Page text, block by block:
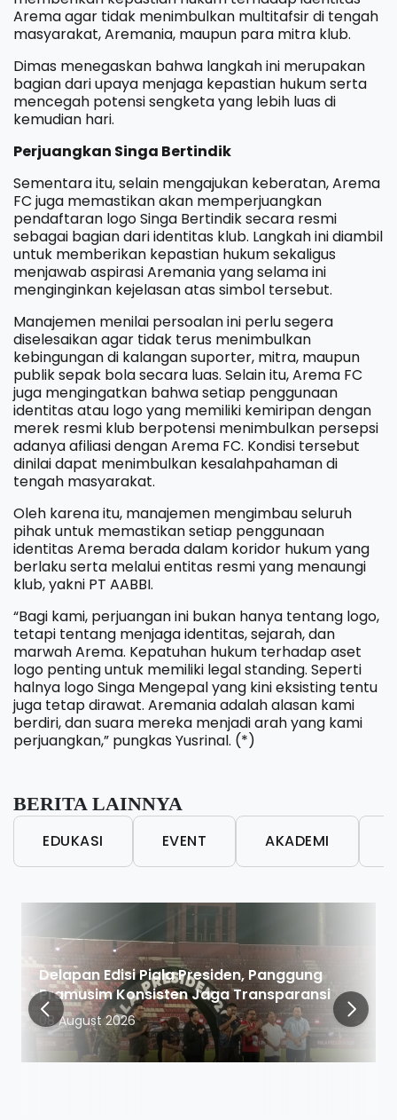
Arema agar tidak menimbulkan multitafsir di tengah
masyarakat, Aremania, maupun para mitra klub.
Dimas menegaskan bahwa langkah ini merupakan
bagian dari upaya menjaga kepastian hukum serta
mencegah potensi sengketa yang lebih luas di
kemudian hari.
Perjuangkan Singa Bertindik
Sementara itu, selain mengajukan keberatan, Arema
FC juga memastikan akan memperjuangkan
pendaftaran logo Singa Bertindik secara resmi
sebagai bagian dari identitas klub. Langkah ini diambil
untuk memberikan kepastian hukum sekaligus
menjawab aspirasi Aremania yang selama ini
menginginkan kejelasan atas simbol tersebut.
Manajemen menilai persoalan ini perlu segera
diselesaikan agar tidak terus menimbulkan
kebingungan di kalangan suporter, mitra, maupun
publik sepak bola secara luas. Selain itu, Arema FC
juga mengingatkan bahwa setiap penggunaan
identitas atau logo yang memiliki kemiripan dengan
merek resmi klub berpotensi menimbulkan persepsi
adanya afiliasi dengan Arema FC. Kondisi tersebut
dinilai dapat menimbulkan kesalahpahaman di
tengah masyarakat.
Oleh karena itu, manajemen mengimbau seluruh
pihak untuk memastikan setiap penggunaan
identitas Arema berada dalam koridor hukum yang
berlaku serta melalui entitas resmi yang menaungi
klub, yakni PT AABBI.
“Bagi kami, perjuangan ini bukan hanya tentang logo,
tetapi tentang menjaga identitas, sejarah, dan
marwah Arema. Kepatuhan hukum terhadap aset
logo penting untuk memiliki legal standing. Seperti
halnya logo Singa Mengepal yang kini eksisting tentu
juga tetap dirawat. Aremania adalah alasan kami
berdiri, dan suara mereka menjadi arah yang kami
perjuangkan,” pungkas Yusrinal. (*)
BERITA LAINNYA
EDUKASI EVENT AKADEMI
Delapan Edisi Piala Presiden, Panggung
Pramusim Konsisten Jaga Transparansi
08 August 2026